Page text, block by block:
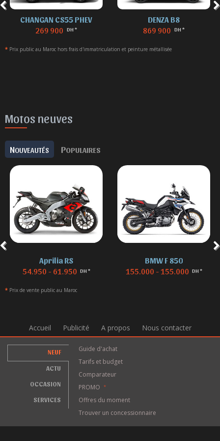
CHANGAN CS55 PHEV
269 900 DH *
DENZA B8
869 900 DH *
* Prix public au Maroc hors frais d'immatriculation et peinture métallisée
Motos neuves
NOUVEAUTÉS POPULAIRES
Aprilia RS
54.950 - 61.950 DH *
BMW F 850
155.000 - 155.000 DH *
* Prix de vente public au Maroc
Accueil Publicité A propos Nous contacter
NEUF
ACTU
OCCASION
SERVICES
Guide d'achat
Tarifs et budget
Comparateur
PROMO
*
Offres du moment
Trouver un concessionnaire